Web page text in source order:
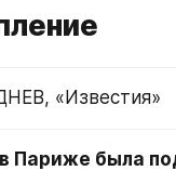
«Известия»
Париже была